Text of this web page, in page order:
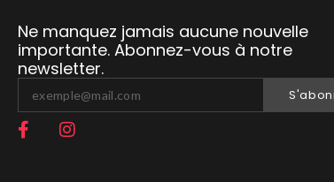
Ne manquez jamais aucune nouvelle
importante. Abonnez-vous à notre
newsletter.